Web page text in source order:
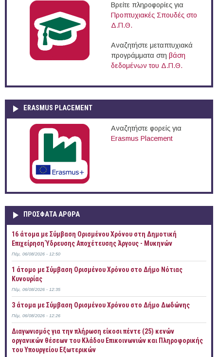
Βρείτε πληροφορίες για
Προπτυχιακές Σπουδές στο
Δ.Π.Θ.
Αναζητήστε μεταπτυχιακά
προγράμματα στη βάση
δεδομένων του Δ.Π.Θ.
ERASMUS PLACEMENT
Αναζητήστε φορείς για
Erasmus Placement
ΠΡOΣΦΑΤΑ AΡΘΡΑ
16 άτομα με Σύμβαση Ορισμένου Χρόνου στη Δημοτική
Επιχείρηση Ύδρευσης Αποχέτευσης Άργους - Μυκηνών
Πέμ, 06/08/2026 - 12:50
1 άτομο με Σύμβαση Ορισμένου Χρόνου στο Δήμο Νότιας
Κυνουρίας
Πέμ, 06/08/2026 - 12:35
3 άτομα με Σύμβαση Ορισμένου Χρόνου στο Δήμο Δωδώνης
Πέμ, 06/08/2026 - 12:26
Διαγωνισμός για την πλήρωση είκοσι πέντε (25) κενών
οργανικών θέσεων του Κλάδου Επικοινωνιών και Πληροφορικής
του Υπουργείου Εξωτερικών